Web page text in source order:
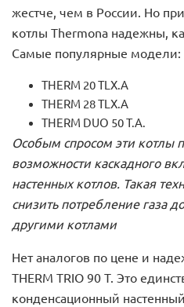
жестче, чем в России. Но
котлы Thermona надежны,
Самые популярные модели:
THERM 20 TLX.A
THERM 28 TLX.A
THERM DUO 50 T.A.
Особым спросом эти котлы
возможности каскадного
настенных котлов. Такая
снизить потребление газа
другими котлами
Нет аналогов по цене и
THERM TRIO 90 T. Это
конденсационный